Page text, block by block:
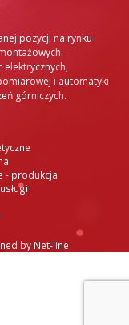
pozycji na rynku
elektrycznych,
i automatyki
górniczych.
- produkcja
by Net-line